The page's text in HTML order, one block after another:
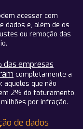
acessar com
dados e, além de os
ou remoção das
das empresas
completamente a
aqueles que não
2% do faturamento,
por infração.
de dados